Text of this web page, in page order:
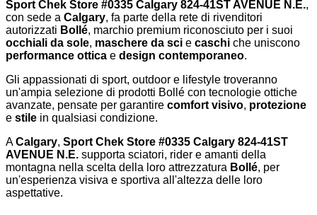
Sport Chek Store #0335 Calgary 824-41ST AVENUE N.E.,
con sede a Calgary, fa parte della rete di rivenditori
autorizzati Bollé, marchio premium riconosciuto per i suoi
occhiali da sole, maschere da sci e caschi che uniscono
performance ottica e design contemporaneo.
Gli appassionati di sport, outdoor e lifestyle troveranno
un'ampia selezione di prodotti Bollé con tecnologie ottiche
avanzate, pensate per garantire comfort visivo, protezione
e stile in qualsiasi condizione.
ACalgary, Sport Chek Store #0335 Calgary 824-41ST
AVENUE N.E. supporta sciatori, rider e amanti della
montagna nella scelta della loro attrezzatura Bollé, per
un'esperienza visiva e sportiva all'altezza delle loro
aspettative.